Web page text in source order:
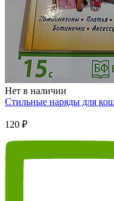
Нет в наличии
Стильные наряды для
120 ₽